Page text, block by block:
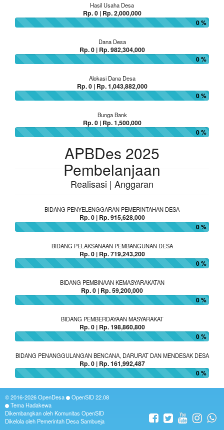
Hasil Usaha Desa
Rp. 0 | Rp. 2,000,000
0 %
Dana Desa
Rp. 0 | Rp. 982,304,000
0 %
Alokasi Dana Desa
Rp. 0 | Rp. 1,043,882,000
0 %
Bunga Bank
Rp. 0 | Rp. 1,500,000
0 %
APBDes 2025
Pembelanjaan
Realisasi | Anggaran
BIDANG PENYELENGGARAN PEMERINTAHAN DESA
Rp. 0 | Rp. 915,628,000
0 %
BIDANG PELAKSANAAN PEMBANGUNAN DESA
Rp. 0 | Rp. 719,243,200
0 %
BIDANG PEMBINAAN KEMASYARAKATAN
Rp. 0 | Rp. 59,200,000
0 %
BIDANG PEMBERDAYAAN MASYARAKAT
Rp. 0 | Rp. 198,860,800
0 %
BIDANG PENANGGULANGAN BENCANA, DARURAT DAN MENDESAK DESA
Rp. 0 | Rp. 161,992,487
0 %
© 2016-2026OpenDesa OpenSID22.08
Tema Hadakewa
Dikembangkan oleh Komunitas OpenSID
Dikelola oleh Pemerintah Desa Sambueja